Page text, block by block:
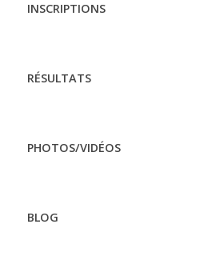
INSCRIPTIONS
RÉSULTATS
PHOTOS/VIDÉOS
BLOG